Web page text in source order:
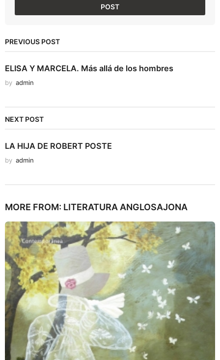
PREVIOUS POST
ELISA Y MARCELA. Más allá de los hombres
by admin
NEXT POST
LA HIJA DE ROBERT POSTE
by admin
MORE FROM: LITERATURA ANGLOSAJONA